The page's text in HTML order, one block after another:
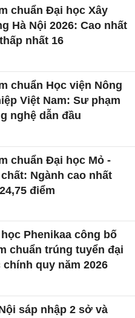
chuẩn Đại học Xây
Hà Nội 2026: Cao nhất
nhất 16
chuẩn Học viện Nông
Việt Nam: Sư phạm
nghệ dẫn đầu
chuẩn Đại học Mỏ -
Ngành cao nhất
điểm
Phenikaa công bố
chuẩn trúng tuyển đại
chính quy năm 2026
sáp nhập 2 sở và